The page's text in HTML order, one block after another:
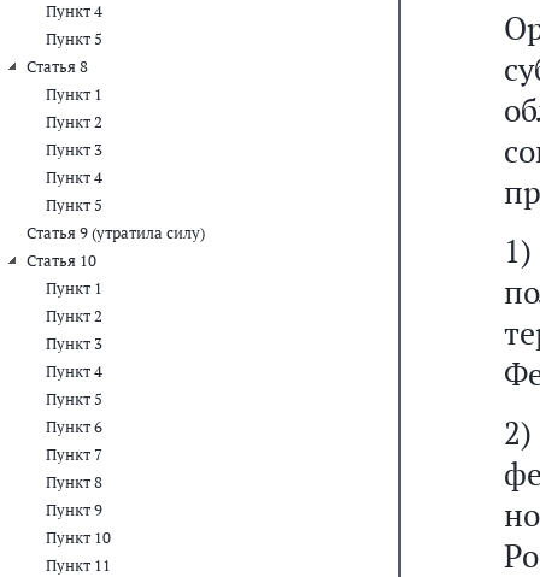
Пункт 4
Пункт 5
Статья 8
Пункт 1
Пункт 2
Пункт 3
Пункт 4
Пункт 5
Статья 9 (утратила силу)
Статья 10
Пункт 1
Пункт 2
Пункт 3
Пункт 4
Пункт 5
Пункт 6
Пункт 7
Пункт 8
Пункт 9
Пункт 10
Пункт 11